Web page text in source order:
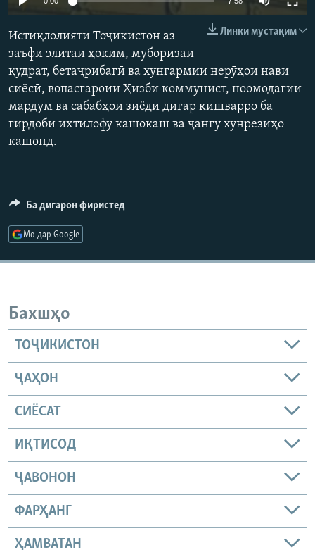
ГУЗОРИШҲОИ РАДИОӢ
ПАЙГИРӢ КУНЕД
Линки мустақим
Истиқлолияти Тоҷикистон аз
заъфи элитаи ҳоким, муборизаи
қудрат, бетаҷрибагӣ ва хунгармии нерӯҳои нави
сиёсӣ, вопасгароии Ҳизби коммунист, ноомодагии
мардум ва сабабҳои зиёди дигар кишварро ба
гирдоби ихтилофу кашокаш ва ҷангу хунрезиҳо
кашонд.
Ба дигарон фиристед
Мо дар Google
Бахшҳо
ТОҶИКИСТОН
ҶАҲОН
СИЁСАТ
ИҚТИСОД
ҶАВОНОН
ФАРҲАНГ
ҲАМВАТАН